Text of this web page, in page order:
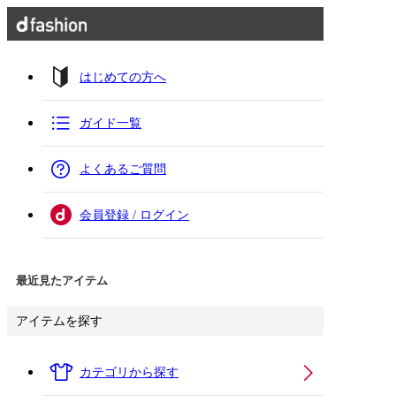
はじめての方へ
ガイド一覧
よくあるご質問
会員登録 / ログイン
最近見たアイテム
アイテムを探す
カテゴリから探す